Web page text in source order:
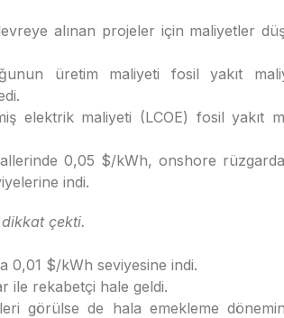
alınan projeler için maliyetler
üretim maliyeti fosil yakıt
elektrik maliyeti (LCOE) fosil yakıt
0,05 $/kWh, onshore
indi.
dikkat çekti.
0,01 $/kWh seviyesine indi.
ile rekabetçi hale geldi.
görülse de hala emekleme